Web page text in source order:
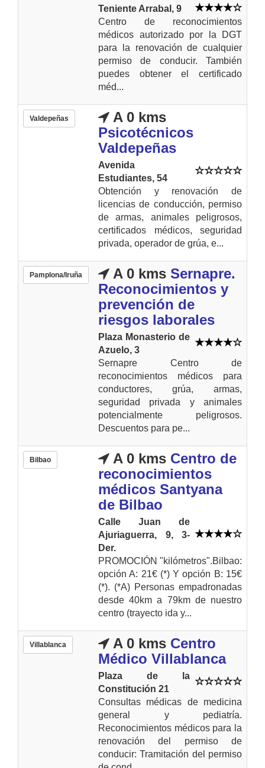
Teniente Arrabal, 9
Centro de reconocimientos
médicos autorizado por la DGT
para la renovación de cualquier
permiso de conducir. También
puedes obtener el certificado
méd...
Valdepeñas
A 0 kms
Psicotécnicos
Valdepeñas
Avenida
Estudiantes, 54
Obtención y renovación de
licencias de conducción, permiso
de armas, animales peligrosos,
certificados médicos, seguridad
privada, operador de grúa, e...
Pamplona/Iruña A 0 kms Sernapre.
Reconocimientos y
prevención de
riesgos laborales
Plaza Monasterio de
Azuelo, 3
Sernapre Centro de
reconocimientos médicos para
conductores, grúa, armas,
seguridad privada y animales
potencialmente peligrosos.
Descuentos para pe...
Bilbao A 0 kms Centro de
reconocimientos
médicos Santyana
de Bilbao
Calle Juan de
Ajuriaguerra, 9, 3-
Der.
PROMOCIÓN "kilómetros".Bilbao:
opción A: 21€ (*) Y opción B: 15€
(*). (*A) Personas empadronadas
desde 40km a 79km de nuestro
centro (trayecto ida y...
Villablanca A 0 kms Centro
Médico Villablanca
Plaza de la
Constitución 21
Consultas médicas de medicina
general y pediatría.
Reconocimientos médicos para la
renovación del permiso de
conducir: Tramitación del permiso